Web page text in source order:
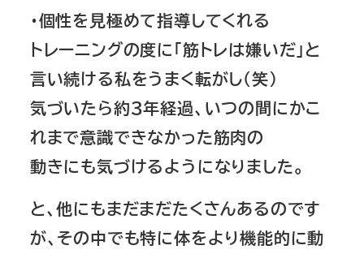
・個性を見極めて指導してくれる
トレーニングの度に「筋トレは嫌いだ」と
言い続ける私をうまく転がし（笑）
気づいたら約３年経過、いつの間にかこ
れまで意識できなかった筋肉の
動きにも気づけるようになりました。
と、他にもまだまだたくさんあるのです
が、その中でも特に体をより機能的に動